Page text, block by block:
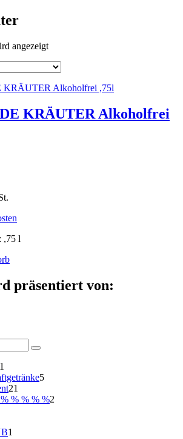
angezeigt
KRÄUTER Alkoholfrei
,75 l
präsentiert von:
1
Produkt 55
21
Produkte
% % % %2
1